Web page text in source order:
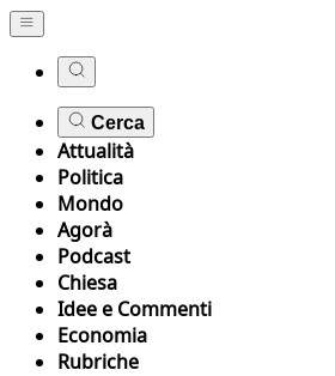
Cerca
Attualità
Politica
Mondo
Agorà
Podcast
Chiesa
Idee e Commenti
Economia
Rubriche